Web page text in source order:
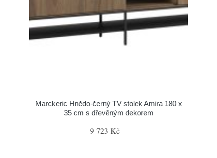
Marckeric Hnědo-černý TV stolek Amira 180 x
35 cm s dřevěným dekorem
9 723 Kč